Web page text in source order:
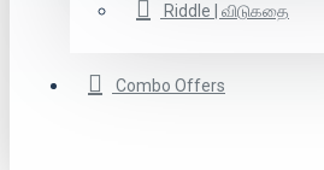
Riddle | விடுகதை
Combo Offers